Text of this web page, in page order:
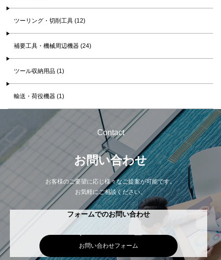
ツーリング・切削工具 (12)
補要工具・機械周辺機器 (24)
ツール収納用品 (1)
輸送・荷役機器 (1)
Contact
お問い合わせ
お客様のご要望に応じ様々なご提案が可能です。
お気軽にご相談ください。
フォームでのお問い合わせ
お問い合わせフォーム